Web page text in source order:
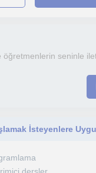
öğretmenlerin seninle